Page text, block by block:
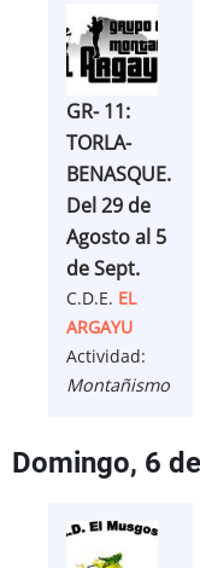
GR- 11:
TORLA-
BENASQUE.
Del 29 de
Agosto al 5
de Sept.
C.D.E. EL
ARGAYU
Actividad:
Montañismo
Domingo, 6